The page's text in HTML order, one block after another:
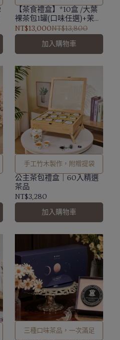
贈提袋
【茶食禮盒】*10盒 /大葉
裸茶包1罐(口味任選)+茉莉
花百香鳳梨酥7顆
NT$13,000NT$13,800
加入購物車
手工竹木製作，附贈提袋
公主茶包禮盒｜60入精選
茶品
NT$3,280
加入購物車
三種口味茶品，一次滿足